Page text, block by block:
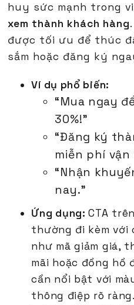
huy sức mạnh trong
xem thành khách hàng
được tối ưu để thúc
sắm hoặc đăng ký
Ví dụ phổ biến:
“Mua ngay
30%!”
“Đăng ký
miễn phí vận
“Nhận
nay.”
Ứng dụng:CTA
thường đi kèm
như mã giảm giá,
mãi hoặc đồng hồ
cần nổi bật với
thông điệp rõ ràng.